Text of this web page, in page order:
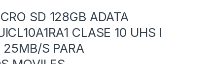
SD 128GB ADATA
CLASE 10 UHS I
25MB/S PARA